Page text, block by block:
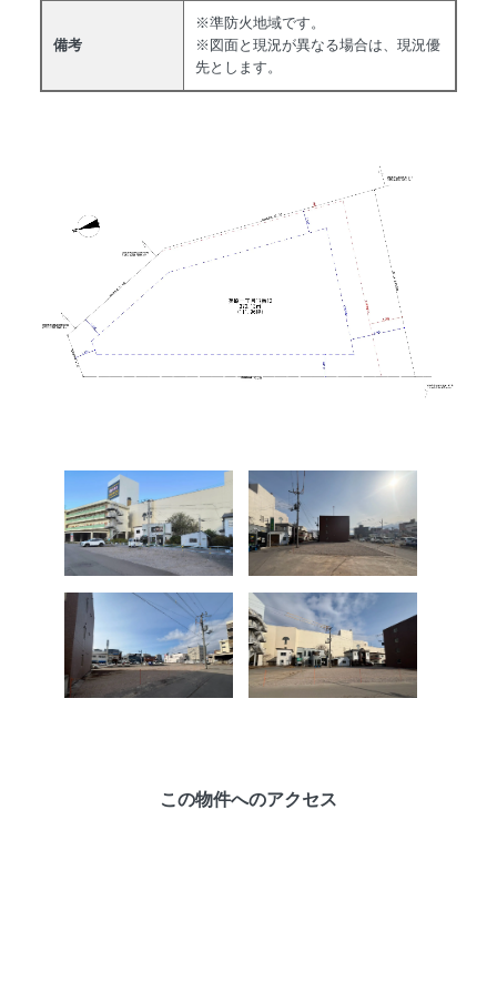
備考
※準防火地域です。
※図面と現況が異なる場合は、現況優
先とします。
この物件へのアクセス